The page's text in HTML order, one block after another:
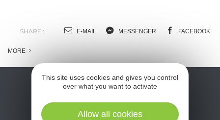
SHARE : E-MAIL MESSENGER FACEBOOK
MORE
This site uses cookies and gives you control
over what you want to activate
Allow all cookies